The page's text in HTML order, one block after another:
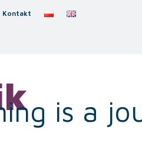
Kontakt
is a